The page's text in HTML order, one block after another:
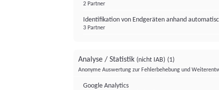
2 Partner
Identifikation von Endgeräten anhand
3 Partner
Analyse / Statistik (nicht IAB) (1)
Anonyme Auswertung zur Fehlerbehebung und
Google Analytics